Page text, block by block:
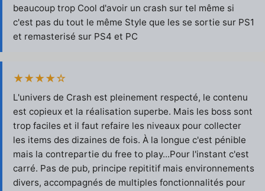
beaucoup trop Cool d'avoir un crash sur tel même si
c'est pas du tout le même Style que les se sortie sur PS1
et remasterisé sur PS4 et PC
★★★★☆
L'univers de Crash est pleinement respecté, le contenu
est copieux et la réalisation superbe. Mais les boss sont
trop faciles et il faut refaire les niveaux pour collecter
les items des dizaines de fois. À la longue c'est pénible
mais la contrepartie du free to play...Pour l'instant c'est
carré. Pas de pub, principe repititif mais environnements
divers, accompagnés de multiples fonctionnalités pour